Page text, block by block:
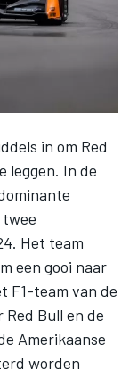
in om Red
leggen. In de
Het team
een gooi naar
F1-team van de
Bull en de
Amerikaanse
worden